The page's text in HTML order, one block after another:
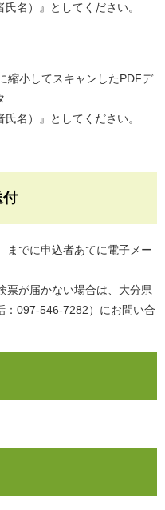
名）』としてください。
縮小してスキャンしたPDFデ
名）』としてください。
までに申込者あてに電子メー
票が届かない場合は、大分県
：097-546-7282）にお問い合